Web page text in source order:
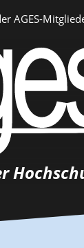
AGES-